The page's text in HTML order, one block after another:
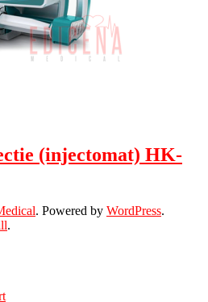
(injectomat) HK-
. Powered by WordPress.
.